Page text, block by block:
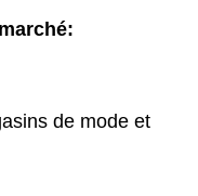
de mode et